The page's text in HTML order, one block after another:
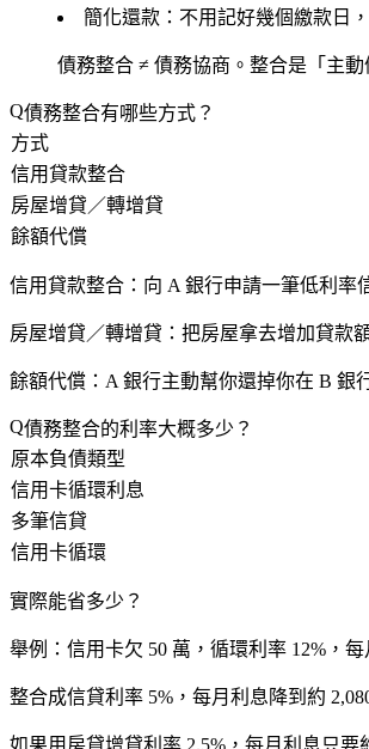
簡化還款 ：不用記好幾個繳款日
債務整合 ≠ 債務協商。整合是「主
債務整合有哪些方式？
方式
信用貸款整合
房屋增貸／轉增貸
餘額代償
信用貸款整合 ：向 A 銀行申請一筆低利
房屋增貸／轉增貸 ：把房屋拿去增加貸款
餘額代償 ：A 銀行主動幫你還掉你在 B
債務整合的利率大概多少？
原本負債類型
信用卡循環利息
多筆信貸
信用卡循環
實際能省多少？
舉例：信用卡欠 50 萬，循環利率 12%，
整合成信貸利率 5%，每月利息降到約
如果用房貸增貸利率 2.5%，每月利息只要